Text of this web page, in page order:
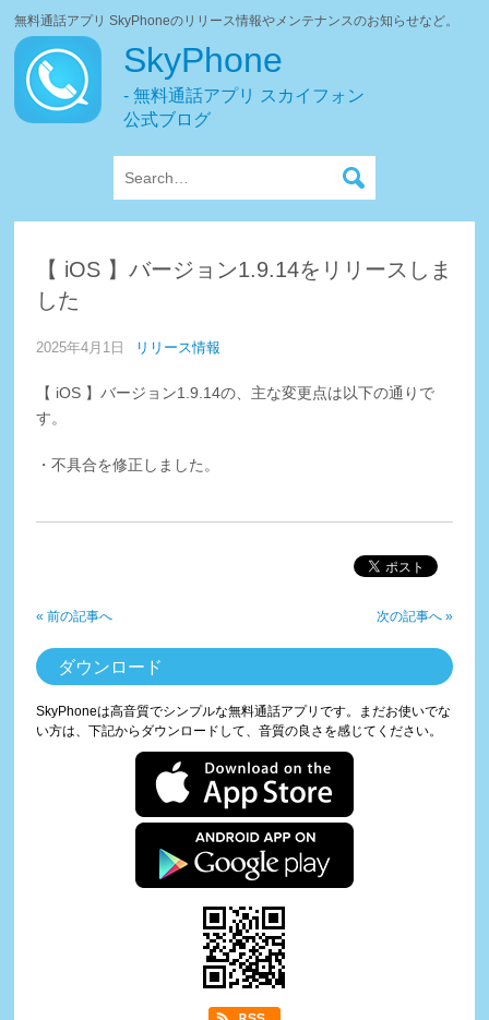
無料通話アプリ SkyPhoneのリリース情報やメンテナンスのお知らせなど。
SkyPhone
- 無料通話アプリ スカイフォン
公式ブログ
【 iOS 】バージョン1.9.14をリリースしま
した
2025年4月1日 リリース情報
【 iOS 】バージョン1.9.14の、主な変更点は以下の通りで
す。
・不具合を修正しました。
« 前の記事へ 次の記事へ »
ダウンロード
SkyPhoneは高音質でシンプルな無料通話アプリです。まだお使いでな
い方は、下記からダウンロードして、音質の良さを感じてください。